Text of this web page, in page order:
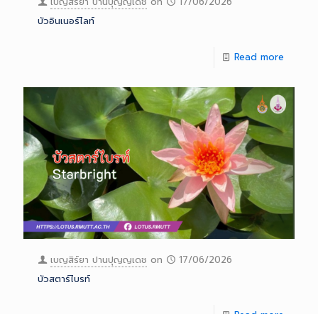
บัวอินเนอร์ไลท์
Read more
เบญสิร์ยา ปานปุญญเดช on
17/06/2026
บัวสตาร์ไบรท์